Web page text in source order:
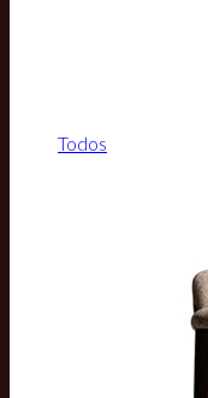
Todos